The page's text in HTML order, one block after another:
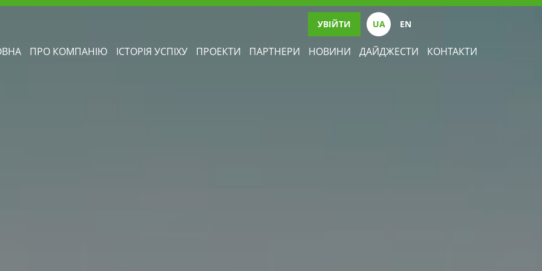
ПРО КОМПАНІЮ ІСТОРІЯ УСПІХУ ПРОЕКТИ ПАРТНЕРИ НОВИНИ ДАЙДЖЕСТИ КОНТАКТИ
УВІЙТИ UА EN